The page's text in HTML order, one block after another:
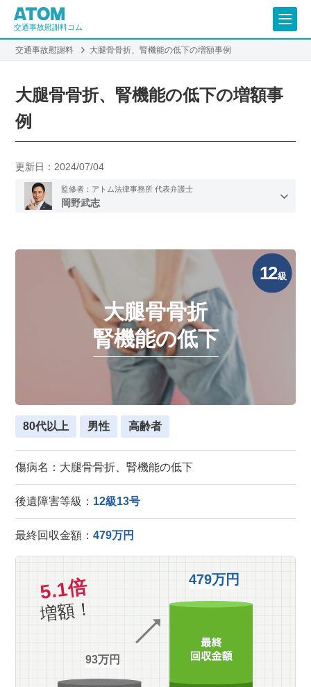
交通事故慰謝料コム
交通事故慰謝料 大腿骨骨折、腎機能の低下の増額事例
大腿骨骨折、腎機能の低下の増額事
例
更新日： 2024/07/04
監修者：アトム法律事務所 代表弁護士
岡野武志
12級
大腿骨骨折
腎機能の低下
80代以上 男性 高齢者
傷病名：大腿骨骨折、腎機能の低下
後遺障害等級： 12級13号
最終回収金額：479万円
5.1倍
増額！
93万円
479万円